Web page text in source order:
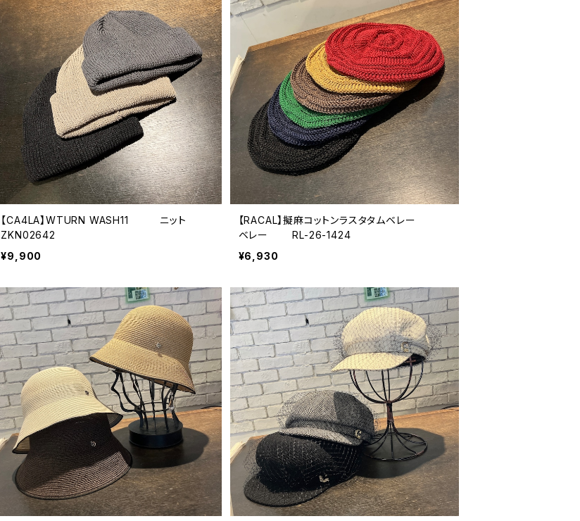
【CA4LA】WTURN WASH11 ニット
ZKN02642
¥9,900
【RACAL】擬麻コットンラスタタムベレー
ベレー RL-26-1424
¥6,930